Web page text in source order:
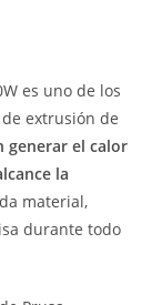
es uno de los
extrusión de
generar el calor
la
material,
durante todo